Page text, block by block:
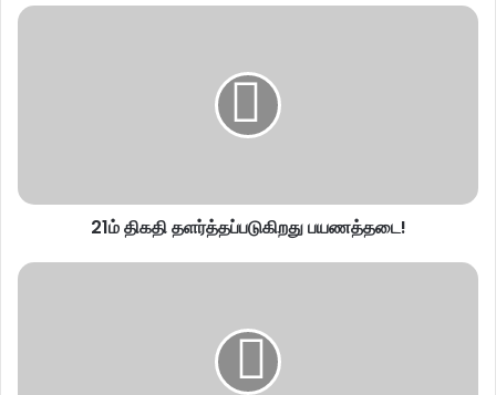
21ம் திகதி தளர்த்தப்படுகிறது பயணத்தடை!